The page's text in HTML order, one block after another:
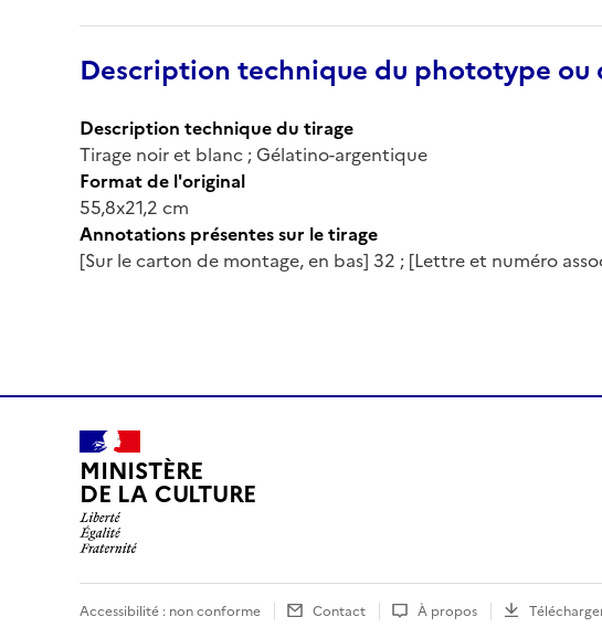
Description technique du phototype ou
Description technique du tirage
Tirage noir et blanc ; Gélatino-argentique
Format de l'original
55,8x21,2 cm
Annotations présentes sur le tirage
[Sur le carton de montage, en bas] 32 ; [Lettre et numéro
MINISTÈRE
DE LA CULTURE
Accessibilité : non conforme Contact À propos